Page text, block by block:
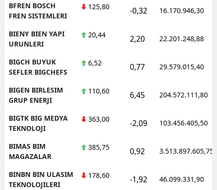
BFREN BOSCH
FREN SISTEMLERI
125,80 -0,32 16.170.946,30
BIENY BIEN YAPI
URUNLERI
20,44 2,20 22.201.248,88
BIGCH BUYUK
SEFLER BIGCHEFS
6,52 0,77 29.579.015,40
BIGEN BIRLESIM
GRUP ENERJI
110,60 6,45 204.572.111,80
BIGTK BIG MEDYA
TEKNOLOJI
363,00 -2,09 103.456.405,50
BIMAS BIM
MAGAZALAR
385,75 0,92 3.513.897.605,75
BINBN BIN ULASIM
TEKNOLOJILERI
178,60 -1,92 46.099.331,90